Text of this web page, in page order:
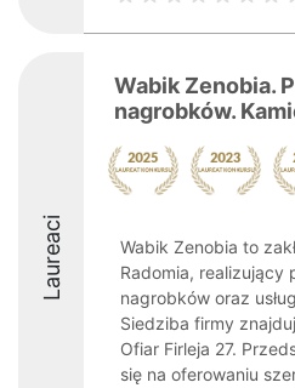
Laureaci
Wabik Zenobia.
nagrobków.
Wabik Zenobia to
Radomia, realizujący
nagrobków oraz
Siedziba firmy
Ofiar Firleja 27.
się na oferowaniu